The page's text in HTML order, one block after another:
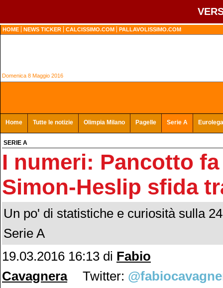
HOME NEWS TICKER CALCISSIMO.COM PALLAVOLISSIMO.COM
Domenica 8 Maggio 2016
Home Tutte le notizie Olimpia Milano Pagelle Serie A Eurolega
SERIE A
I numeri: Pancotto fa
Simon-Heslip sfida
Un po' di statistiche e curiosità sulla
Serie A
19.03.2016 16:13 di Fabio
Cavagnera
Twitter: